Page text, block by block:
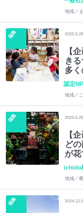
地域／
福島 2025.5.28
【
き
多
一緒
認定
地域／
福島 2025.5.28
【
ど
が花
学
ichido
地域／
福島 2024.12.6